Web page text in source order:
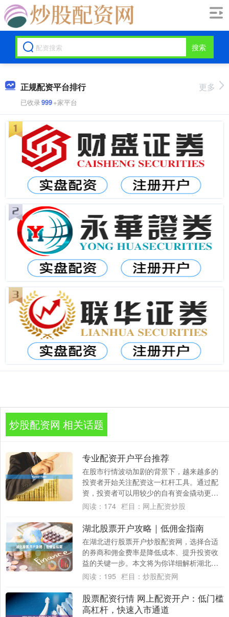
搜索
正规配资平台排行
已收录999+家平台
更多
炒股配资网 相关话题
专业配资开户平台推荐
在股市行情波动加剧的背景下，越来越多的
投资者开始关注配资这一杠杆工具。通过配
资，投资者可以用较少的自有资金撬动更大
规模的交易，从而放大收益。然而，面对市
阅读： 174 栏目： 网上配资炒股
湖北股票开户攻略｜低佣金指南
在湖北进行股票开户炒股配资网，选择合适
的券商和佣金费率是降低成本、提升投资收
益的关键一步。本文将为你详细解析湖北地
区股票开户的全流程，并重点介绍如何获取
阅读： 195 栏目： 炒股配资网
股票配资行情 网上配资开户：低门槛
高杠杆，快速入市通道